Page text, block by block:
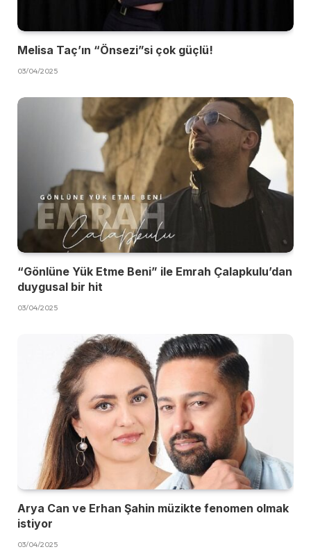
Melisa Taç’ın “Önsezi”si çok güçlü!
03/04/2025
“Gönlüne Yük Etme Beni” ile Emrah Çalapkulu’dan
duygusal bir hit
03/04/2025
Arya Can ve Erhan Şahin müzikte fenomen olmak
istiyor
03/04/2025